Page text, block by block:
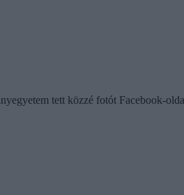
tett közzé fotót Facebook-